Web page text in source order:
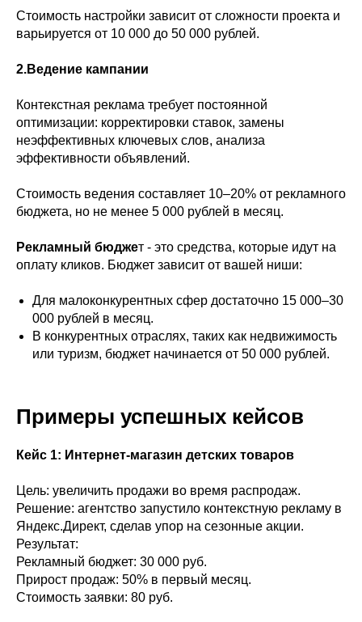
Стоимость настройки зависит от сложности проекта и
варьируется от 10 000 до 50 000 рублей.
2.Ведение кампании
Контекстная реклама требует постоянной
оптимизации: корректировки ставок, замены
неэффективных ключевых слов, анализа
эффективности объявлений.
Стоимость ведения составляет 10–20% от рекламного
бюджета, но не менее 5 000 рублей в месяц.
Рекламный бюджет - это средства, которые идут на
оплату кликов. Бюджет зависит от вашей ниши:
Для малоконкурентных сфер достаточно 15 000–30
000 рублей в месяц.
В конкурентных отраслях, таких как недвижимость
или туризм, бюджет начинается от 50 000 рублей.
Примеры успешных кейсов
Кейс 1: Интернет-магазин детских товаров
Цель: увеличить продажи во время распродаж.
Решение: агентство запустило контекстную рекламу в
Яндекс.Директ, сделав упор на сезонные акции.
Результат:
Рекламный бюджет: 30 000 руб.
Прирост продаж: 50% в первый месяц.
Стоимость заявки: 80 руб.